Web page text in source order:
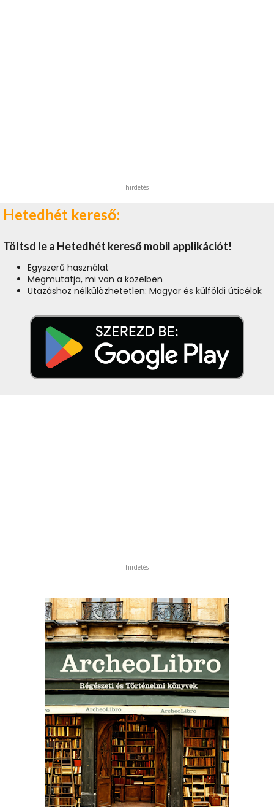
hirdetés
Hetedhét kereső:
Töltsd le a Hetedhét kereső mobil applikációt!
Egyszerű használat
Megmutatja, mi van a közelben
Utazáshoz nélkülözhetetlen: Magyar és külföldi úticélok
hirdetés